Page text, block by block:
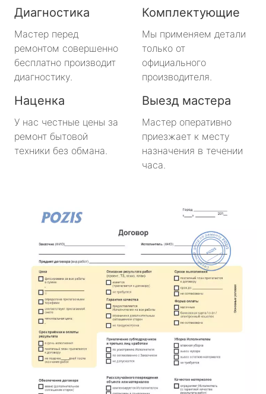
Диагностика
Мастер перед
ремонтом совершенно
бесплатно производит
диагностику.
Комплектующие
Мы применяем детали
только от
официального
производителя.
Наценка
У нас честные цены за
ремонт бытовой
техники без обмана.
Выезд мастера
Мастер оперативно
приезжает к месту
назначения в течении
часа.